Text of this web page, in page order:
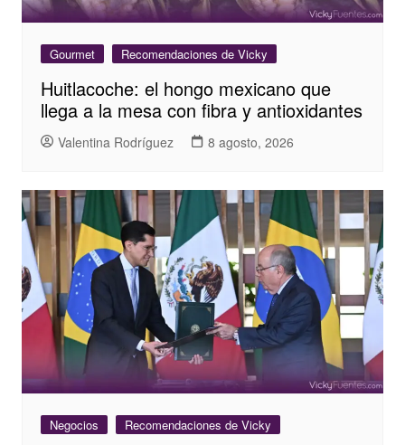
Gourmet Recomendaciones de Vicky
Huitlacoche: el hongo mexicano que
llega a la mesa con fibra y antioxidantes
Valentina Rodríguez 8 agosto, 2026
Negocios Recomendaciones de Vicky